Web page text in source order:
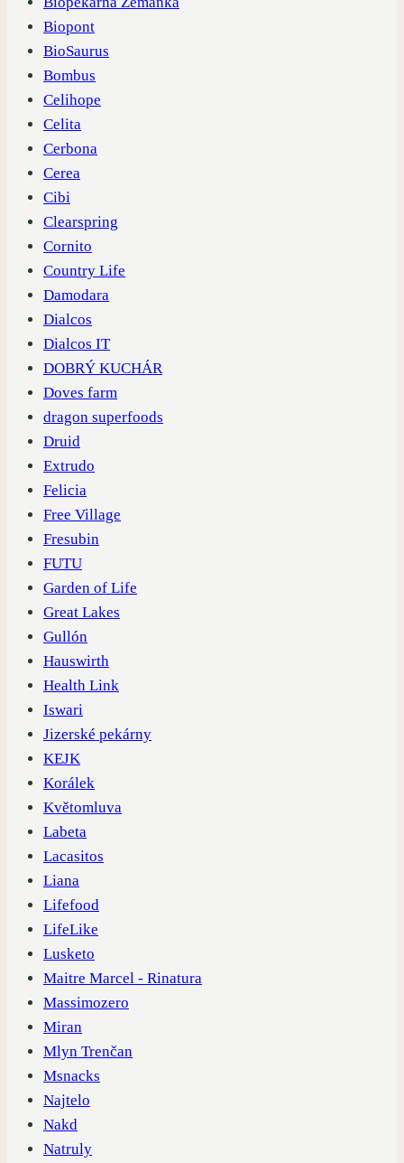
Biopont
BioSaurus
Bombus
Celihope
Celita
Cerbona
Cerea
Cibi
Clearspring
Cornito
Country Life
Damodara
Dialcos
Dialcos IT
DOBRÝ KUCHÁR
Doves farm
dragon superfoods
Druid
Extrudo
Felicia
Free Village
Fresubin
FUTU
Garden of Life
Great Lakes
Gullón
Hauswirth
Health Link
Iswari
Jizerské pekárny
KEJK
Korálek
Květomluva
Labeta
Lacasitos
Liana
Lifefood
LifeLike
Lusketo
Maitre Marcel - Rinatura
Massimozero
Miran
Mlyn Trenčan
Msnacks
Najtelo
Nakd
Natruly